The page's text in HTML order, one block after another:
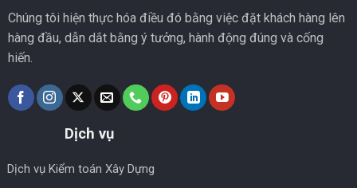
Chúng tôi hiện thực hóa điều đó bằng việc đặt khách hàng lên
hàng đầu, dẫn dắt bằng ý tưởng, hành động đúng và cống
hiến.
Dịch vụ
Dịch vụ Kiểm toán Xây Dựng